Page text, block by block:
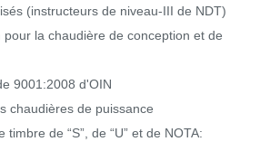
(instructeurs de niveau-III de NDT)
pour la chaudière de conception et de
9001:2008 d'OIN
chaudières de puissance
de “S”, de “U” et de NOTA: